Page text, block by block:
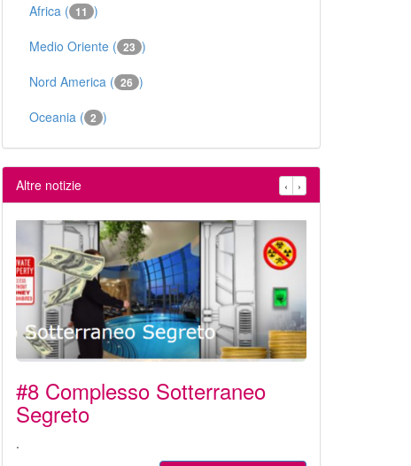
Africa ( 11 )
Medio Oriente ( 23 )
Nord America ( 26 )
Oceania ( 2 )
Altre notizie ‹ ›
#8 Complesso Sotterraneo
Segreto
.